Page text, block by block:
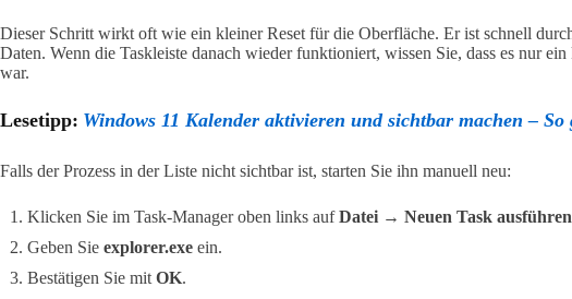
Dieser Schritt wirkt oft wie ein kleiner Reset für die Oberfläche. Er ist schnell
Daten. Wenn die Taskleiste danach wieder funktioniert, wissen Sie, dass es nur
war.
Lesetipp: Windows 11 Kalender aktivieren und sichtbar machen – So
Falls der Prozess in der Liste nicht sichtbar ist, starten Sie ihn manuell neu:
Klicken Sie im Task-Manager oben links aufDatei → Neuen Task ausführen
Geben Sie explorer.exe ein.
Bestätigen Sie mit OK.